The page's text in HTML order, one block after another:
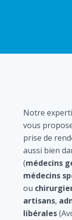
Notre
vous
prise de
aussi bien
(médecins
médecins
ou
artisans,
libérales